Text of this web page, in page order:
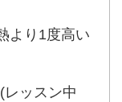
より1度高い
レッスン中